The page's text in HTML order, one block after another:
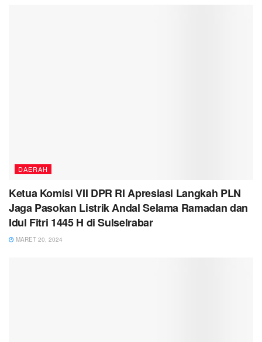
DAERAH
Ketua Komisi VII DPR RI Apresiasi Langkah PLN
Jaga Pasokan Listrik Andal Selama Ramadan dan
Idul Fitri 1445 H di Sulselrabar
MARET 20, 2024